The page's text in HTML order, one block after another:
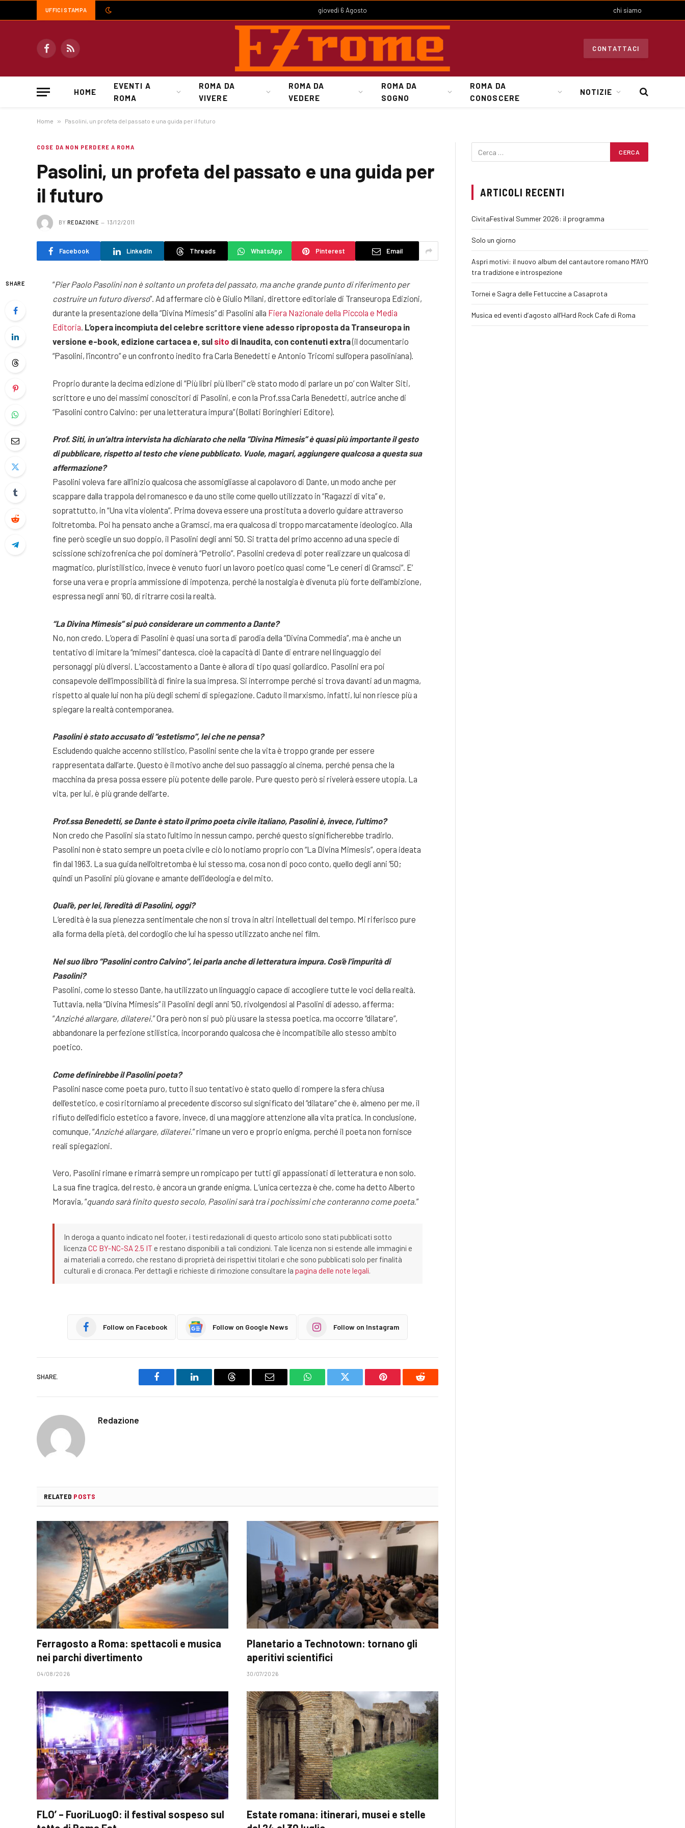
UFFICI STAMPA giovedì 6 Agosto chi siamo
FacebookRSS
CONTATTACI
HOME
EVENTI A
ROMA
ROMA DA
VIVERE
ROMA DA
VEDERE
ROMA DA
SOGNO
ROMA DA
CONOSCERE
NOTIZIE
Home » Pasolini, un profeta del passato e una guida per il futuro
COSE DA NON PERDERE A ROMA
Pasolini, un profeta del passato e una guida per
il futuro
BY REDAZIONE 13/12/2011
Facebook LinkedIn Threads WhatsApp Pinterest Email
SHARE “Pier Paolo Pasolini non è soltanto un profeta del passato, ma anche grande punto di riferimento per
costruire un futuro diverso”. Ad affermare ciò è Giulio Milani, direttore editoriale di Transeuropa Edizioni,
durante la presentazione della “Divina Mimesis” di Pasolini alla Fiera Nazionale della Piccola e Media
Editoria. L’opera incompiuta del celebre scrittore viene adesso riproposta da Transeuropa in
versione e-book, edizione cartacea e, sul sito di Inaudita, con contenuti extra(il documentario
“Pasolini, l’incontro” e un confronto inedito fra Carla Benedetti e Antonio Tricomi sull’opera pasoliniana).
Proprio durante la decima edizione di “Più libri più liberi” c’è stato modo di parlare un po’ con Walter Siti,
scrittore e uno dei massimi conoscitori di Pasolini, e con la Prof.ssa Carla Benedetti, autrice anche di
“Pasolini contro Calvino: per una letteratura impura” (Bollati Boringhieri Editore).
Prof. Siti, in un’altra intervista ha dichiarato che nella “Divina Mimesis” è quasi più importante il gesto
di pubblicare, rispetto al testo che viene pubblicato. Vuole, magari, aggiungere qualcosa a questa sua
affermazione?
Pasolini voleva fare all’inizio qualcosa che assomigliasse al capolavoro di Dante, un modo anche per
scappare dalla trappola del romanesco e da uno stile come quello utilizzato in “Ragazzi di vita” e,
soprattutto, in “Una vita violenta”. Prima doveva essere una prostituta a doverlo guidare attraverso
l’oltretomba. Poi ha pensato anche a Gramsci, ma era qualcosa di troppo marcatamente ideologico. Alla
fine però sceglie un suo doppio, il Pasolini degli anni ’50. Si tratta del primo accenno ad una specie di
scissione schizofrenica che poi dominerà “Petrolio”. Pasolini credeva di poter realizzare un qualcosa di
magmatico, pluristilistico, invece è venuto fuori un lavoro poetico quasi come “Le ceneri di Gramsci”. E’
forse una vera e propria ammissione di impotenza, perché la nostalgia è divenuta più forte dell’ambizione,
espressa negli anni ’60, di ritrarre così la realtà.
“La Divina Mimesis” si può considerare un commento a Dante?
No, non credo. L’opera di Pasolini è quasi una sorta di parodia della “Divina Commedia”, ma è anche un
tentativo di imitare la “mimesi” dantesca, cioè la capacità di Dante di entrare nel linguaggio dei
personaggi più diversi. L’accostamento a Dante è allora di tipo quasi goliardico. Pasolini era poi
consapevole dell’impossibilità di finire la sua impresa. Si interrompe perché si trova davanti ad un magma,
rispetto al quale lui non ha più degli schemi di spiegazione. Caduto il marxismo, infatti, lui non riesce più a
spiegare la realtà contemporanea.
Pasolini è stato accusato di “estetismo”, lei che ne pensa?
Escludendo qualche accenno stilistico, Pasolini sente che la vita è troppo grande per essere
rappresentata dall’arte. Questo è il motivo anche del suo passaggio al cinema, perché pensa che la
macchina da presa possa essere più potente delle parole. Pure questo però si rivelerà essere utopia. La
vita, per lui, è più grande dell’arte.
Prof.ssa Benedetti, se Dante è stato il primo poeta civile italiano, Pasolini è, invece, l’ultimo?
Non credo che Pasolini sia stato l’ultimo in nessun campo, perché questo significherebbe tradirlo.
Pasolini non è stato sempre un poeta civile e ciò lo notiamo proprio con “La Divina Mimesis”, opera ideata
fin dal 1963. La sua guida nell’oltretomba è lui stesso ma, cosa non di poco conto, quello degli anni ’50;
quindi un Pasolini più giovane e amante dell’ideologia e del mito.
Qual’è, per lei, l’eredità di Pasolini, oggi?
L’eredità è la sua pienezza sentimentale che non si trova in altri intellettuali del tempo. Mi riferisco pure
alla forma della pietà, del cordoglio che lui ha spesso utilizzato anche nei film.
Nel suo libro “Pasolini contro Calvino”, lei parla anche di letteratura impura. Cos’è l’impurità di
Pasolini?
Pasolini, come lo stesso Dante, ha utilizzato un linguaggio capace di accogliere tutte le voci della realtà.
Tuttavia, nella “Divina Mimesis” il Pasolini degli anni ’50, rivolgendosi al Pasolini di adesso, afferma:
“Anziché allargare, dilaterei.” Ora però non si può più usare la stessa poetica, ma occorre “dilatare”,
abbandonare la perfezione stilistica, incorporando qualcosa che è incompatibile allo stesso ambito
poetico.
Come definirebbe il Pasolini poeta?
Pasolini nasce come poeta puro, tutto il suo tentativo è stato quello di rompere la sfera chiusa
dell’estetico, e così ritorniamo al precedente discorso sul significato del “dilatare” che è, almeno per me, il
rifiuto dell’edificio estetico a favore, invece, di una maggiore attenzione alla vita pratica. In conclusione,
comunque, “Anziché allargare, dilaterei.” rimane un vero e proprio enigma, perché il poeta non fornisce
reali spiegazioni.
Vero, Pasolini rimane e rimarrà sempre un rompicapo per tutti gli appassionati di letteratura e non solo.
La sua fine tragica, del resto, è ancora un grande enigma. L’unica certezza è che, come ha detto Alberto
Moravia, “quando sarà finito questo secolo, Pasolini sarà tra i pochissimi che conteranno come poeta.”
In deroga a quanto indicato nel footer, i testi redazionali di questo articolo sono stati pubblicati sotto
licenza CC BY-NC-SA 2.5 IT e restano disponibili a tali condizioni. Tale licenza non si estende alle immagini e
ai materiali a corredo, che restano di proprietà dei rispettivi titolari e che sono pubblicati solo per finalità
culturali e di cronaca. Per dettagli e richieste di rimozione consultare la pagina delle note legali.
Follow on Facebook Follow on Google News Follow on Instagram
SHARE.
Facebook LinkedIn Threads Email WhatsAppTwitter Pinterest Reddit
Redazione
RELATED POSTS
Ferragosto a Roma: spettacoli e musica
nei parchi divertimento
04/08/2026
Planetario a Technotown: tornano gli
aperitivi scientifici
30/07/2026
FLO’ – FuoriLuogO: il festival sospeso sul
Estate romana: itinerari, musei e stelle
ARTICOLI RECENTI
CivitaFestival Summer 2026: il programma
Solo un giorno
Aspri motivi: il nuovo album del cantautore romano M’AYO
tra tradizione e introspezione
Tornei e Sagra delle Fettuccine a Casaprota
Musica ed eventi d’agosto all’Hard Rock Cafe di Roma